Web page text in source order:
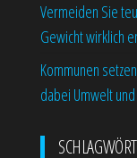
Vermeiden Sie
Gewicht wirklich
Kommunen
dabei Umwelt